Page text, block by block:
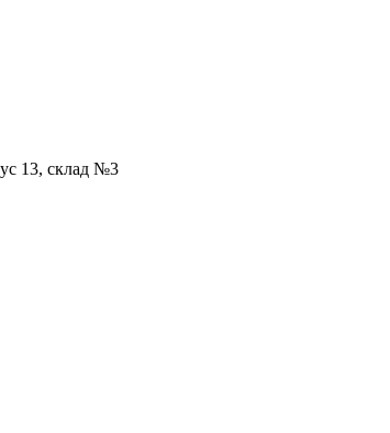
13, склад №3